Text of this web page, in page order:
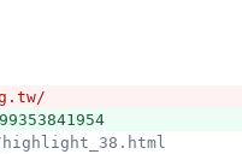
highlight_38.html